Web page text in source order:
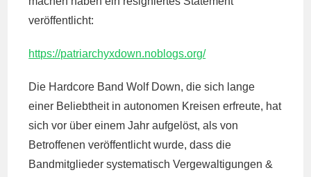
veröffentlicht:
https://patriarchyxdown.noblogs.org/
Die Hardcore Band Wolf Down, die sich lange
einer Beliebtheit in autonomen Kreisen erfreute, hat
sich vor über einem Jahr aufgelöst, als von
Betroffenen veröffentlicht wurde, dass die
Bandmitglieder systematisch Vergewaltigungen &